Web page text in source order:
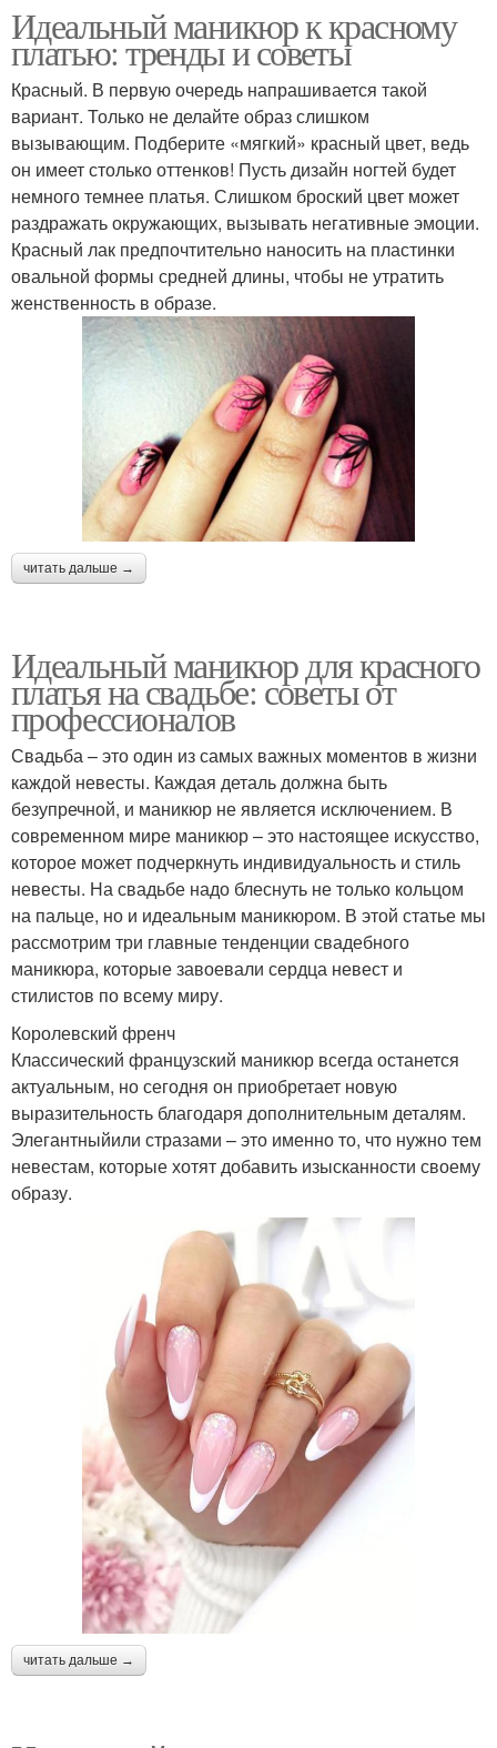
Идеальный маникюр к красному
платью: тренды и советы
Красный. В первую очередь напрашивается такой
вариант. Только не делайте образ слишком
вызывающим. Подберите «мягкий» красный цвет, ведь
он имеет столько оттенков! Пусть дизайн ногтей будет
немного темнее платья. Слишком броский цвет может
раздражать окружающих, вызывать негативные эмоции.
Красный лак предпочтительно наносить на пластинки
овальной формы средней длины, чтобы не утратить
женственность в образе.
читать дальше →
Идеальный маникюр для красного
платья на свадьбе: советы от
профессионалов
Свадьба – это один из самых важных моментов в жизни
каждой невесты. Каждая деталь должна быть
безупречной, и маникюр не является исключением. В
современном мире маникюр – это настоящее искусство,
которое может подчеркнуть индивидуальность и стиль
невесты. На свадьбе надо блеснуть не только кольцом
на пальце, но и идеальным маникюром. В этой статье мы
рассмотрим три главные тенденции свадебного
маникюра, которые завоевали сердца невест и
стилистов по всему миру.
Королевский френч
Классический французский маникюр всегда останется
актуальным, но сегодня он приобретает новую
выразительность благодаря дополнительным деталям.
Элегантныйили стразами – это именно то, что нужно тем
невестам, которые хотят добавить изысканности своему
образу.
читать дальше →